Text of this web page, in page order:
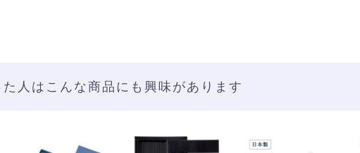
人はこんな商品にも興味があります